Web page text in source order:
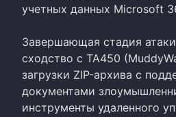
учетных данных Microsoft
Завершающая стадия
сходство с TA450
загрузки ZIP-архива с
документами
инструменты удаленного